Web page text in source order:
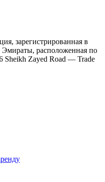
зарегистрированная в
расположенная по
Sheikh Zayed Road — Trade